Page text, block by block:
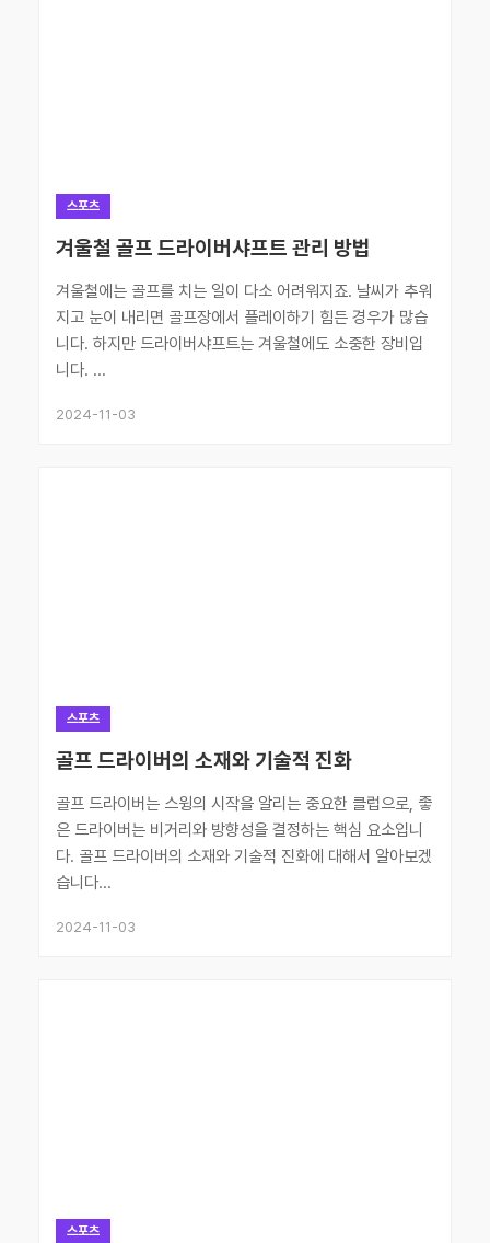
스포츠
겨울철 골프 드라이버샤프트 관리 방법
겨울철에는 골프를 치는 일이 다소 어려워지죠. 날씨가 추워
지고 눈이 내리면 골프장에서 플레이하기 힘든 경우가 많습
니다. 하지만 드라이버샤프트는 겨울철에도 소중한 장비입
니다. ...
2024-11-03
스포츠
골프 드라이버의 소재와 기술적 진화
골프 드라이버는 스윙의 시작을 알리는 중요한 클럽으로, 좋
은 드라이버는 비거리와 방향성을 결정하는 핵심 요소입니
다. 골프 드라이버의 소재와 기술적 진화에 대해서 알아보겠
습니다...
2024-11-03
스포츠